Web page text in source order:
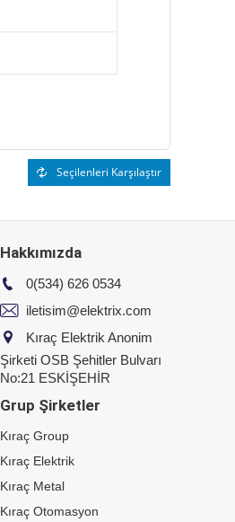
Seçilenleri Karşılaştır
Hakkımızda
0(534) 626 0534
iletisim@elektrix.com
Kıraç Elektrik Anonim
Şirketi OSB Şehitler Bulvarı
No:21 ESKİŞEHİR
Grup Şirketler
Kıraç Group
Kıraç Elektrik
Kıraç Metal
Kıraç Otomasyon